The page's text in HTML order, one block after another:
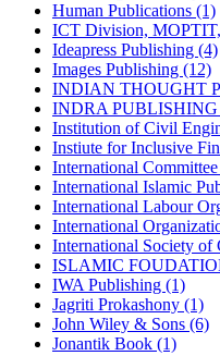
Human Publications (1)
ICT Division,
Ideapress Publishing (4)
Images Publishing (12)
INDIAN THOUGHT
INDRA PUBLISHING
Institution of Civil
Instiute for Inclusive
International
International Islamic
International Labour
International
International Society of
ISLAMIC
IWA Publishing (1)
Jagriti Prokashony (1)
John Wiley & Sons (6)
Jonantik Book (1)